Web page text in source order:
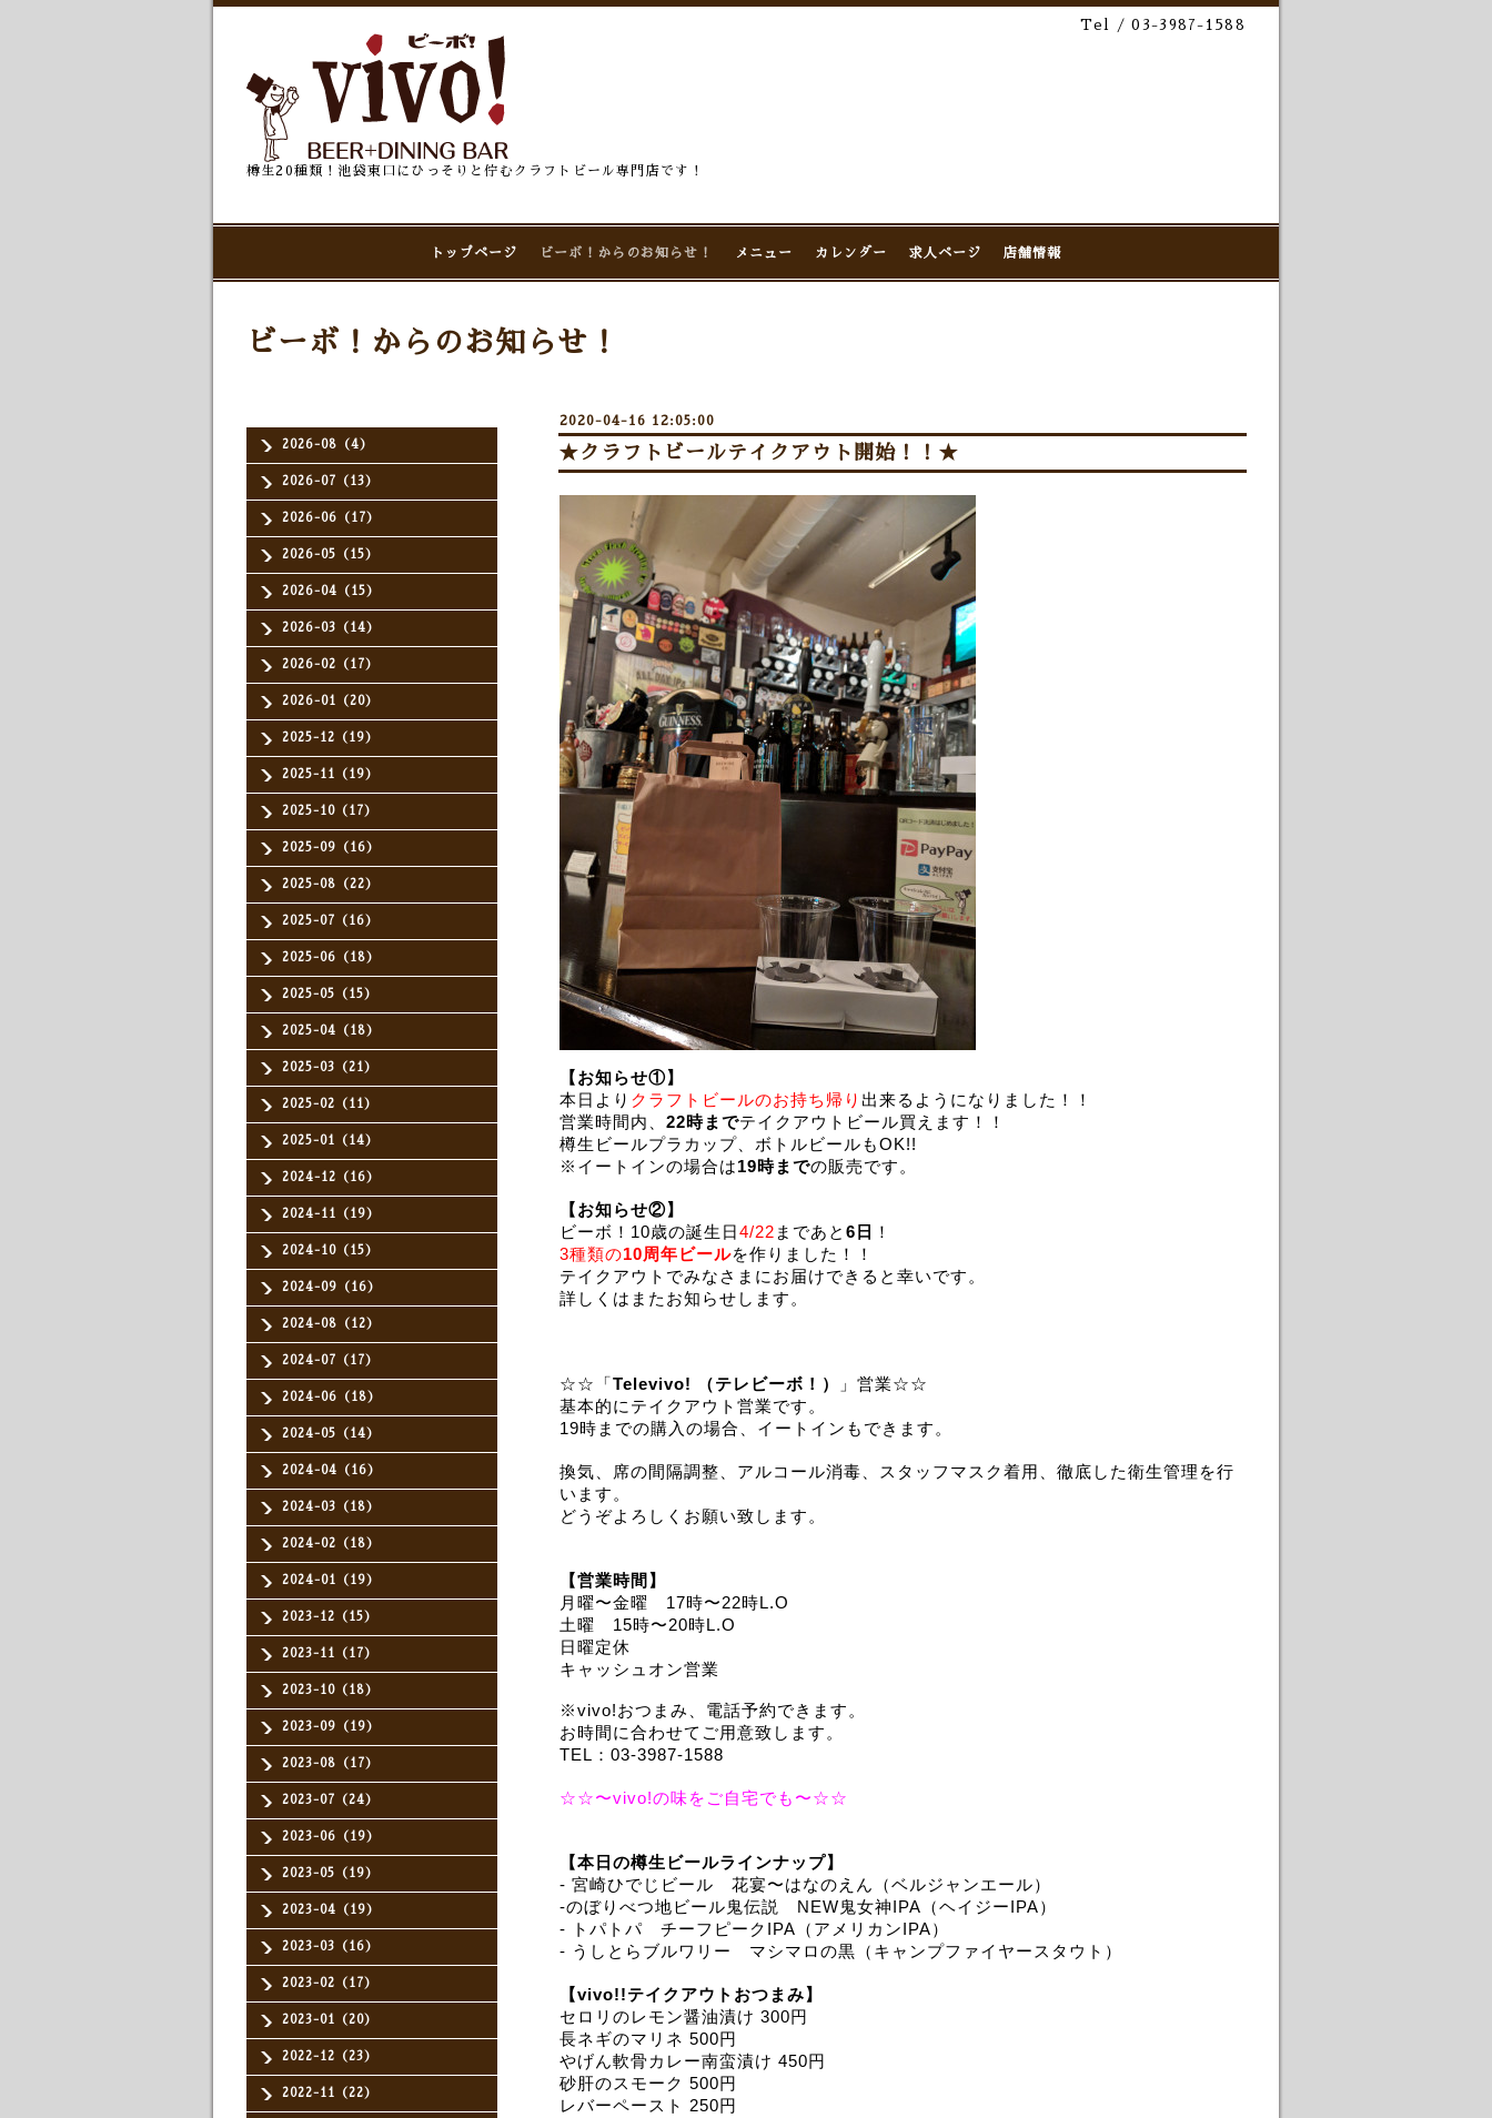
Tel / 03-3987-1588
樽生20種類！池袋東口にひっそりと佇むクラフトビール専門店です！
トップページ ビーボ！からのお知らせ！ メニュー カレンダー 求人ページ 店舗情報
2026-08（4）
2026-07（13）
2026-06（17）
2026-05（15）
2026-04（15）
2026-03（14）
2026-02（17）
2026-01（20）
2025-12（19）
2025-11（19）
2025-10（17）
2025-09（16）
2025-08（22）
2025-07（16）
2025-06（18）
2025-05（15）
2025-04（18）
2025-03（21）
2025-02（11）
2025-01（14）
2024-12（16）
2024-11（19）
2024-10（15）
2024-09（16）
2024-08（12）
2024-07（17）
2024-06（18）
2024-05（14）
2024-04（16）
2024-03（18）
2024-02（18）
2024-01（19）
2023-12（15）
2023-11（17）
2023-10（18）
2023-09（19）
2023-08（17）
2023-07（24）
2023-06（19）
2023-05（19）
2023-04（19）
2023-03（16）
2023-02（17）
2023-01（20）
2022-12（23）
2022-11（22）
ビーボ！からのお知らせ！
2020-04-16 12:05:00
★クラフトビールテイクアウト開始！！★
【お知らせ①】
本日より クラフトビールのお持ち帰り 出来るようになりました！！
営業時間内、 22時までテイクアウトビール買えます！！
樽生ビールプラカップ、ボトルビールもOK!!
※イートインの場合は19時までの販売です。
【お知らせ②】
ビーボ！10歳の誕生日 4/22 まであと 6日
！
3種類の10周年ビールを作りました！！
テイクアウトでみなさまにお届けできると幸いです。
詳しくはまたお知らせします。
☆☆「 Televivo! （テレビーボ！）
」営業☆☆
基本的にテイクアウト営業です。
19時までの購入の場合、イートインもできます。
換気、席の間隔調整、アルコール消毒、スタッフマスク着用、徹底した衛生管理を行
います。
どうぞよろしくお願い致します。
【営業時間】
月曜〜金曜　17時〜22時L.O
土曜　15時〜20時L.O
日曜定休
キャッシュオン営業
※vivo!おつまみ、電話予約できます。
お時間に合わせてご用意致します。
TEL：03-3987-1588
☆☆〜vivo!の味をご自宅でも〜☆☆
【本日の樽生ビールラインナップ】
- 宮崎ひでじビール　花宴〜はなのえん（ベルジャンエール）
-のぼりべつ地ビール鬼伝説　NEW鬼女神IPA（ヘイジーIPA）
- トパトパ　チーフピークIPA（アメリカンIPA）
- うしとらブルワリー　マシマロの黒（キャンプファイヤースタウト）
【vivo!!テイクアウトおつまみ】
セロリのレモン醤油漬け 300円
長ネギのマリネ 500円
やげん軟骨カレー南蛮漬け 450円
砂肝のスモーク 500円
レバーペースト 250円